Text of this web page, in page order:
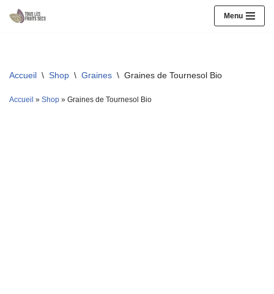
Menu
Accueil \ Shop \ Graines \ Graines de Tournesol Bio
Accueil » Shop » Graines de Tournesol Bio